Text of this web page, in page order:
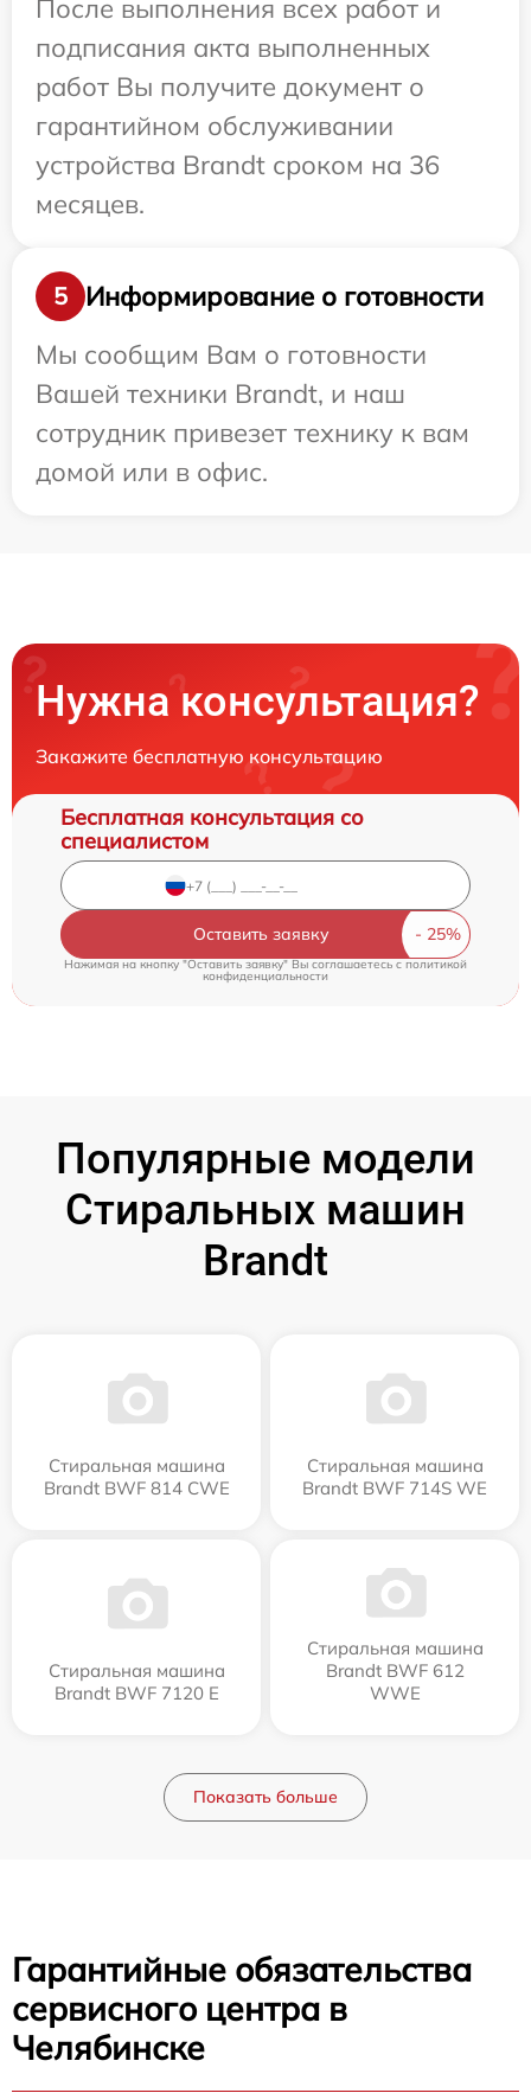
После выполнения всех работ и
подписания акта выполненных
работ Вы получите документ о
гарантийном обслуживании
устройства Brandt сроком на 36
месяцев.
5
Информирование о готовности
Мы сообщим Вам о готовности
Вашей техники Brandt, и наш
сотрудник привезет технику к вам
домой или в офис.
Нужна консультация?
Закажите бесплатную консультацию
Бесплатная консультация со
специалистом
Оставить заявку
Нажимая на кнопку "Оставить заявку" Вы соглашаетесь c политикой
конфиденциальности
Популярные модели
Стиральных машин
Brandt
Стиральная машина
Brandt BWF 814 CWE
Стиральная машина
Brandt BWF 714S WE
Стиральная машина
Brandt BWF 7120 E
Стиральная машина
Brandt BWF 612
WWE
Показать больше
Гарантийные обязательства
сервисного центра в
Челябинске